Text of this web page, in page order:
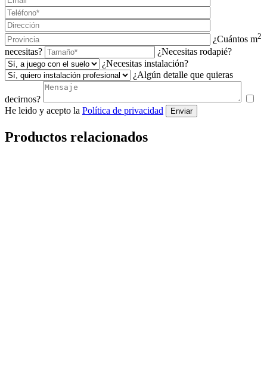
¿Cuántos m2
necesitas?
¿Necesitas rodapié?
¿Necesitas instalación?
¿Algún detalle que quieras
decirnos?
He leido y acepto la Política de privacidad Enviar
Productos relacionados